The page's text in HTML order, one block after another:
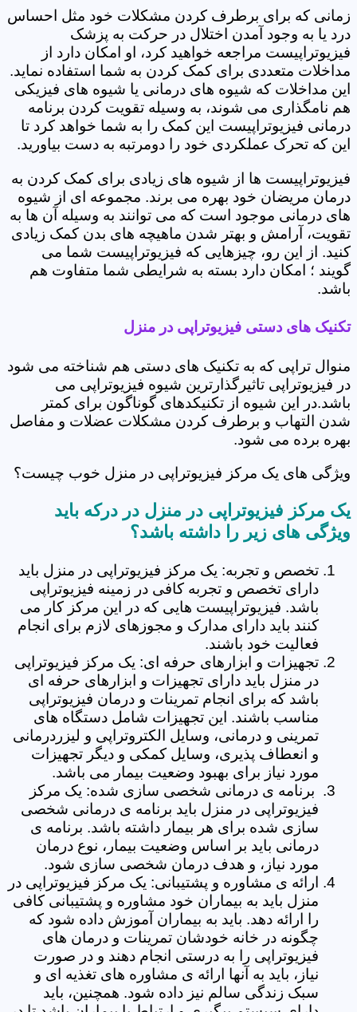
زمانی که برای برطرف کردن مشکلات خود مثل احساس
درد یا به وجود آمدن اختلال در حرکت به پزشک
فیزیوتراپیست مراجعه خواهید کرد، او امکان دارد از
مداخلات متعددی برای کمک کردن به شما استفاده نماید.
این مداخلات که شیوه های درمانی یا شیوه های فیزیکی
هم نامگذاری می شوند، به وسیله تقویت کردن برنامه
درمانی فیزیوتراپیست این کمک را به شما خواهد کرد تا
این که تحرک عملکردی خود را دومرتبه به دست بیاورید.
فیزیوتراپیست ها از شیوه های زیادی برای کمک کردن به
درمان مریضان خود بهره می برند. مجموعه ای از شیوه
های درمانی موجود است که می توانند به وسیله آن ها به
تقویت، آرامش و بهتر شدن ماهیچه های بدن کمک زیادی
کنید. از این رو، چیزهایی که فیزیوتراپیست شما می
گویند ؛ امکان دارد بسته به شرایطی شما متفاوت هم
باشد.
تکنیک های دستی فیزیوتراپی در منزل
منوال تراپی که به تکنیک های دستی هم شناخته می شود
در فیزیوتراپی تاثیرگذارترین شیوه فیزیوتراپی می
باشد.در این شیوه از تکنیکدهای گوناگون برای کمتر
شدن التهاب و برطرف کردن مشکلات عضلات و مفاصل
بهره برده می شود.
ویژگی های یک مرکز فیزیوتراپی در منزل خوب چیست؟
یک مرکز فیزیوتراپی در منزل در درکه باید
ویژگی های زیر را داشته باشد؟
تخصص و تجربه: یک مرکز فیزیوتراپی در منزل باید
دارای تخصص و تجربه کافی در زمینه فیزیوتراپی
باشد. فیزیوتراپیست هایی که در این مرکز کار می
کنند باید دارای مدارک و مجوزهای لازم برای انجام
فعالیت خود باشند.
تجهیزات و ابزارهای حرفه ای: یک مرکز فیزیوتراپی
در منزل باید دارای تجهیزات و ابزارهای حرفه ای
باشد که برای انجام تمرینات و درمان فیزیوتراپی
مناسب باشند. این تجهیزات شامل دستگاه های
تمرینی و درمانی، وسایل الکتروتراپی و لیزردرمانی
و انعطاف پذیری، وسایل کمکی و دیگر تجهیزات
مورد نیاز برای بهبود وضعیت بیمار می باشد.
برنامه ی درمانی شخصی سازی شده: یک مرکز
فیزیوتراپی در منزل باید برنامه ی درمانی شخصی
سازی شده برای هر بیمار داشته باشد. برنامه ی
درمانی باید بر اساس وضعیت بیمار، نوع درمان
مورد نیاز، و هدف درمان شخصی سازی شود.
ارائه ی مشاوره و پشتیبانی: یک مرکز فیزیوتراپی در
منزل باید به بیماران خود مشاوره و پشتیبانی کافی
را ارائه دهد. باید به بیماران آموزش داده شود که
چگونه در خانه خودشان تمرینات و درمان های
فیزیوتراپی را به درستی انجام دهند و در صورت
نیاز، باید به آنها ارائه ی مشاوره های تغذیه ای و
سبک زندگی سالم نیز داده شود. همچنین، باید